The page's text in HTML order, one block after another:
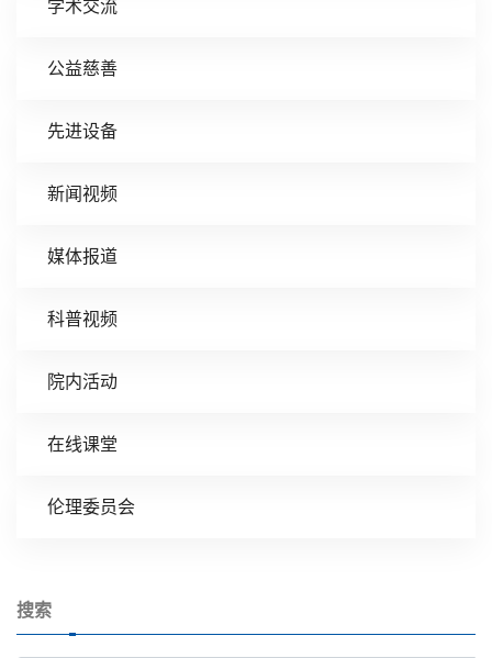
学术交流
公益慈善
先进设备
新闻视频
媒体报道
科普视频
院内活动
在线课堂
伦理委员会
搜索